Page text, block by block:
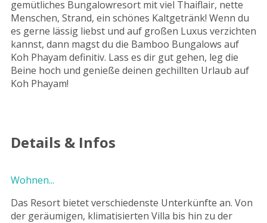
gemütliches Bungalowresort mit viel Thaiflair, nette
Menschen, Strand, ein schönes Kaltgetränk! Wenn du
es gerne lässig liebst und auf großen Luxus verzichten
kannst, dann magst du die Bamboo Bungalows auf
Koh Phayam definitiv. Lass es dir gut gehen, leg die
Beine hoch und genieße deinen gechillten Urlaub auf
Koh Phayam!
Details & Infos
Wohnen...
Das Resort bietet verschiedenste Unterkünfte an. Von
der geräumigen, klimatisierten Villa bis hin zu der